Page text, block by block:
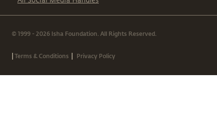
© 1999 - 2026 Isha Foundation. All Rights Reserved.
|Terms & Conditions | Privacy Policy